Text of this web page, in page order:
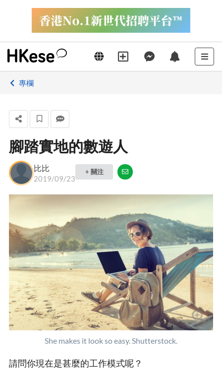
專欄
腳踏實地的數遊人
比比
2019/09/23
+ 關注
She makes it look so easy. Shutterstock.
請問你現在是甚麼的工作模式呢？